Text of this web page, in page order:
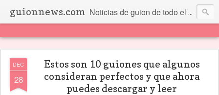
guionnews.com Noticias de guion de todo el mundo... Y más.
DEC
28
Estos son 10 guiones que algunos
consideran perfectos y que ahora
puedes descargar y leer